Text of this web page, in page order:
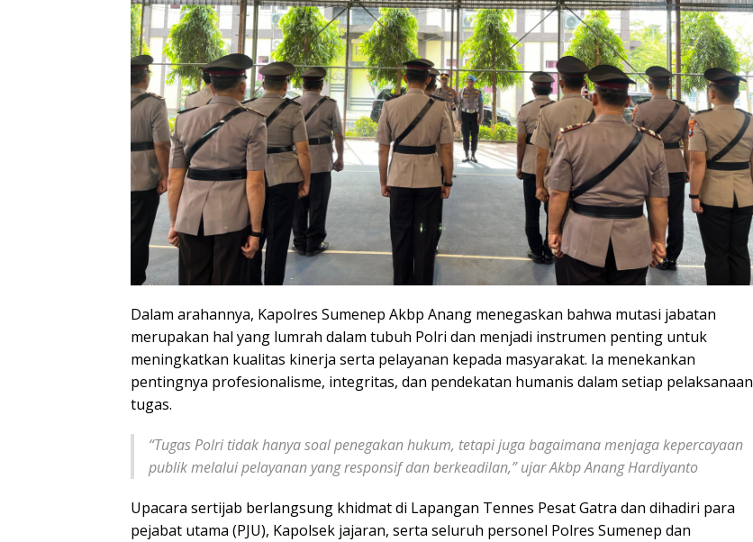
Dalam arahannya, Kapolres Sumenep Akbp Anang menegaskan bahwa mutasi jabatan
merupakan hal yang lumrah dalam tubuh Polri dan menjadi instrumen penting untuk
meningkatkan kualitas kinerja serta pelayanan kepada masyarakat. Ia menekankan
pentingnya profesionalisme, integritas, dan pendekatan humanis dalam setiap pelaksanaan
tugas.
“Tugas Polri tidak hanya soal penegakan hukum, tetapi juga bagaimana menjaga kepercayaan
publik melalui pelayanan yang responsif dan berkeadilan,” ujar Akbp Anang Hardiyanto
Upacara sertijab berlangsung khidmat di Lapangan Tennes Pesat Gatra dan dihadiri para
pejabat utama (PJU), Kapolsek jajaran, serta seluruh personel Polres Sumenep dan